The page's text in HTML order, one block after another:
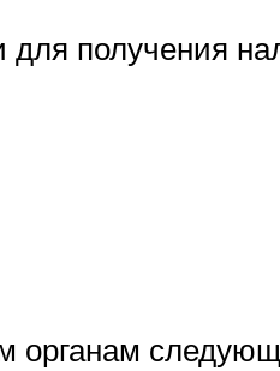
получения
органам